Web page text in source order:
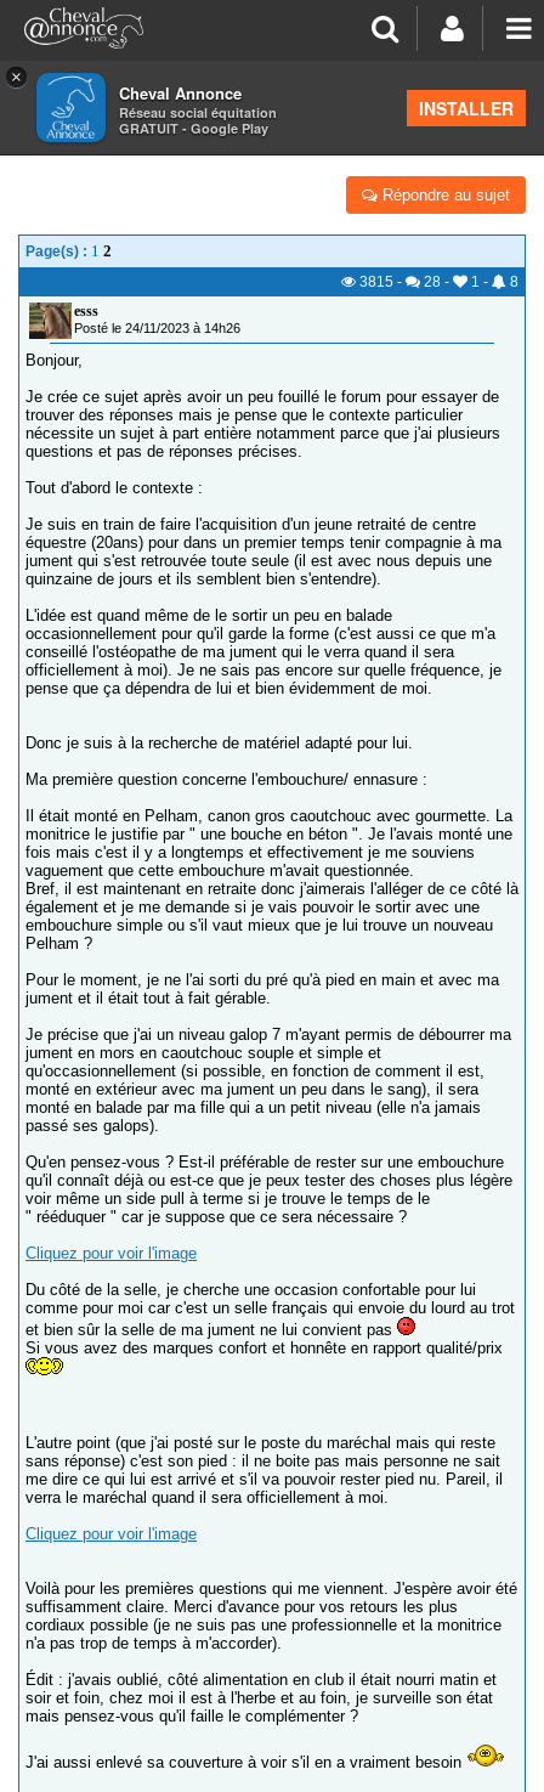
×
Cheval Annonce
Réseau social équitation
GRATUIT - Google Play
INSTALLER
>Équipements
RETRAITÉ DE CLUB/PELHAM ET AUTRES?
Répondre au sujet
Page(s) : 1 2
3815 - 28 - 1 -
8
esss
Posté le 24/11/2023 à 14h26
Bonjour,
Je crée ce sujet après avoir un peu fouillé le forum pour essayer de
trouver des réponses mais je pense que le contexte particulier
nécessite un sujet à part entière notamment parce que j'ai plusieurs
questions et pas de réponses précises.
Tout d'abord le contexte :
Je suis en train de faire l'acquisition d'un jeune retraité de centre
équestre (20ans) pour dans un premier temps tenir compagnie à ma
jument qui s'est retrouvée toute seule (il est avec nous depuis une
quinzaine de jours et ils semblent bien s'entendre).
L'idée est quand même de le sortir un peu en balade
occasionnellement pour qu'il garde la forme (c'est aussi ce que m'a
conseillé l'ostéopathe de ma jument qui le verra quand il sera
officiellement à moi). Je ne sais pas encore sur quelle fréquence, je
pense que ça dépendra de lui et bien évidemment de moi.
Donc je suis à la recherche de matériel adapté pour lui.
Ma première question concerne l'embouchure/ ennasure :
Il était monté en Pelham, canon gros caoutchouc avec gourmette. La
monitrice le justifie par " une bouche en béton ". Je l'avais monté une
fois mais c'est il y a longtemps et effectivement je me souviens
vaguement que cette embouchure m'avait questionnée.
Bref, il est maintenant en retraite donc j'aimerais l'alléger de ce côté là
également et je me demande si je vais pouvoir le sortir avec une
embouchure simple ou s'il vaut mieux que je lui trouve un nouveau
Pelham ?
Pour le moment, je ne l'ai sorti du pré qu'à pied en main et avec ma
jument et il était tout à fait gérable.
Je précise que j'ai un niveau galop 7 m'ayant permis de débourrer ma
jument en mors en caoutchouc souple et simple et
qu'occasionnellement (si possible, en fonction de comment il est,
monté en extérieur avec ma jument un peu dans le sang), il sera
monté en balade par ma fille qui a un petit niveau (elle n'a jamais
passé ses galops).
Qu'en pensez-vous ? Est-il préférable de rester sur une embouchure
qu'il connaît déjà ou est-ce que je peux tester des choses plus légère
voir même un side pull à terme si je trouve le temps de le
" rééduquer " car je suppose que ce sera nécessaire ?
Cliquez pour voir l'image
Du côté de la selle, je cherche une occasion confortable pour lui
comme pour moi car c'est un selle français qui envoie du lourd au trot
et bien sûr la selle de ma jument ne lui convient pas
Si vous avez des marques confort et honnête en rapport qualité/prix
L'autre point (que j'ai posté sur le poste du maréchal mais qui reste
sans réponse) c'est son pied : il ne boite pas mais personne ne sait
me dire ce qui lui est arrivé et s'il va pouvoir rester pied nu. Pareil, il
verra le maréchal quand il sera officiellement à moi.
Cliquez pour voir l'image
Voilà pour les premières questions qui me viennent. J'espère avoir été
suffisamment claire. Merci d'avance pour vos retours les plus
cordiaux possible (je ne suis pas une professionnelle et la monitrice
n'a pas trop de temps à m'accorder).
Édit : j'avais oublié, côté alimentation en club il était nourri matin et
soir et foin, chez moi il est à l'herbe et au foin, je surveille son état
mais pensez-vous qu'il faille le complémenter ?
J'ai aussi enlevé sa couverture à voir s'il en a vraiment besoin